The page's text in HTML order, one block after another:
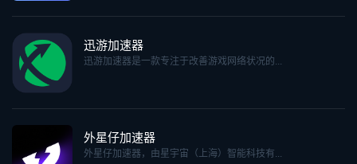
迅游加速器
迅游加速器是一款专注于改善游戏网络状况的...
外星仔加速器
外星仔加速器，由星宇宙（上海）智能科技有...